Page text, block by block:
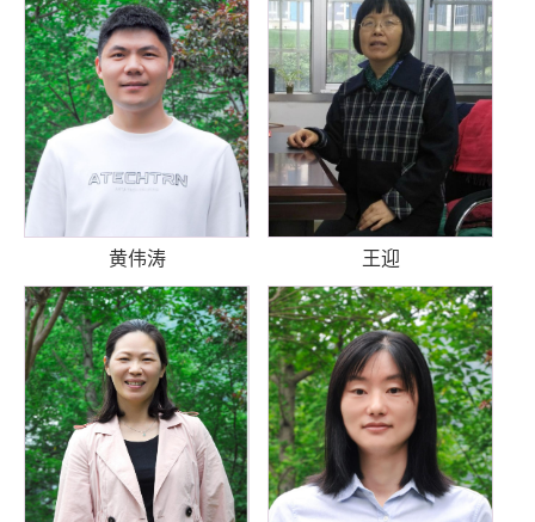
黄伟涛 王迎